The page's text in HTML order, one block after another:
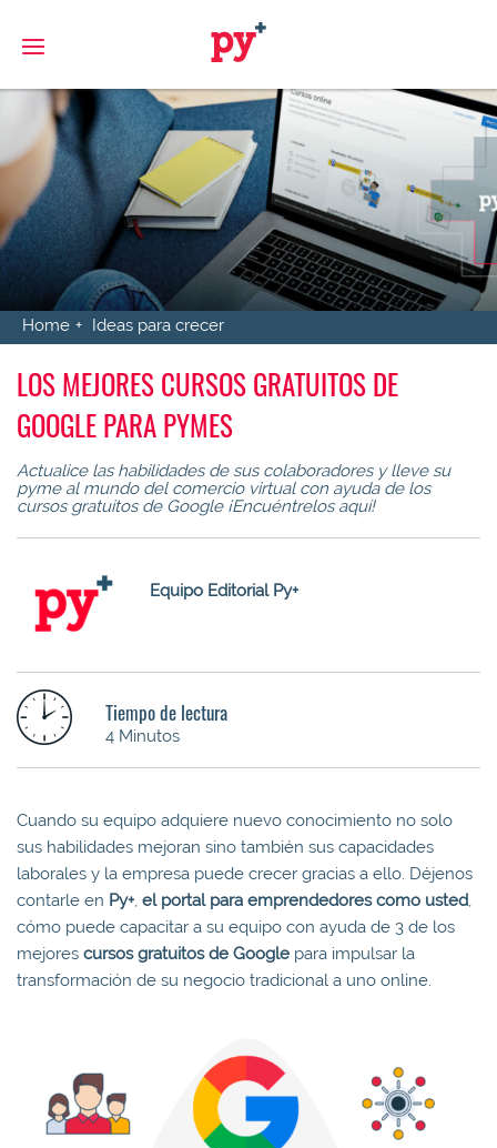
Home Ideas para crecer
LOS MEJORES CURSOS GRATUITOS DE
GOOGLE PARA PYMES
Actualice las habilidades de sus colaboradores y lleve su
pyme al mundo del comercio virtual con ayuda de los
cursos gratuitos de Google ¡Encuéntrelos aquí!
Equipo Editorial Py+
Tiempo de lectura
4 Minutos
Cuando su equipo adquiere nuevo conocimiento no solo
sus habilidades mejoran sino también sus capacidades
laborales y la empresa puede crecer gracias a ello. Déjenos
contarle en Py+, el portal para emprendedores como usted,
cómo puede capacitar a su equipo con ayuda de 3 de los
mejores cursos gratuitos de Google para impulsar la
transformación de su negocio tradicional a uno online.